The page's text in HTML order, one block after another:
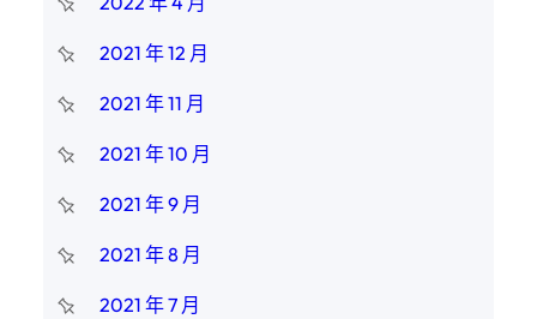
2021 年 12 月
2021 年 11 月
2021 年 10 月
2021 年 9 月
2021 年 8 月
2021 年 7 月